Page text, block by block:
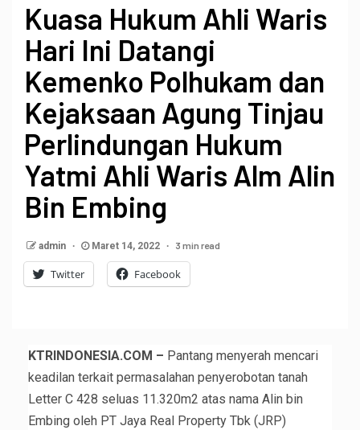
Kuasa Hukum Ahli Waris
Hari Ini Datangi
Kemenko Polhukam dan
Kejaksaan Agung Tinjau
Perlindungan Hukum
Yatmi Ahli Waris Alm Alin
Bin Embing
admin Maret 14, 2022 3 min read
Twitter Facebook
KTRINDONESIA.COM – Pantang menyerah mencari
keadilan terkait permasalahan penyerobotan tanah
Letter C 428 seluas 11.320m2 atas nama Alin bin
Embing oleh PT Jaya Real Property Tbk (JRP)